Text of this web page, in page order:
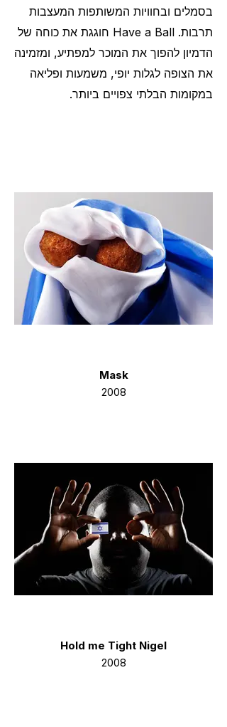
בסמלים ובחוויות המשותפות המעצבות
תרבות. Have a Ball חוגגת את כוחה של
הדמיון להפוך את המוכר למפתיע, ומזמינה
את הצופה לגלות יופי, משמעות ופליאה
במקומות הבלתי צפויים ביותר.
Mask
2008
Hold me Tight Nigel
2008